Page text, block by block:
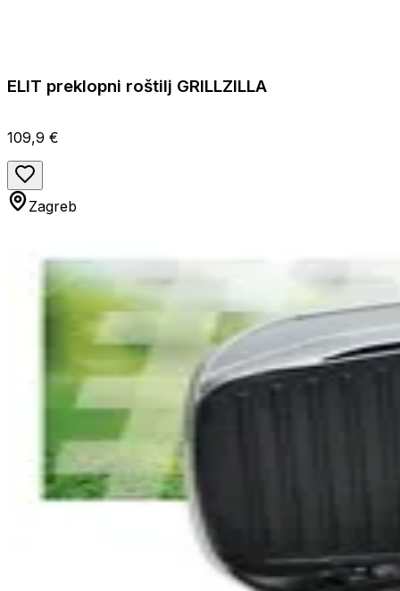
ELIT preklopni roštilj GRILLZILLA
109,9 €
Zagreb